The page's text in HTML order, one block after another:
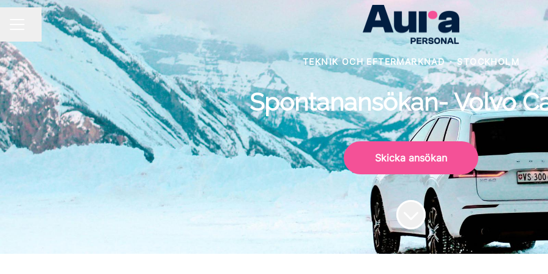
KARRIÄRMENY
Dela sidan
TEKNIK OCH EFTERMARKNAD · STOCKHOLM
Spontanansökan- Volvo
Skicka ansökan